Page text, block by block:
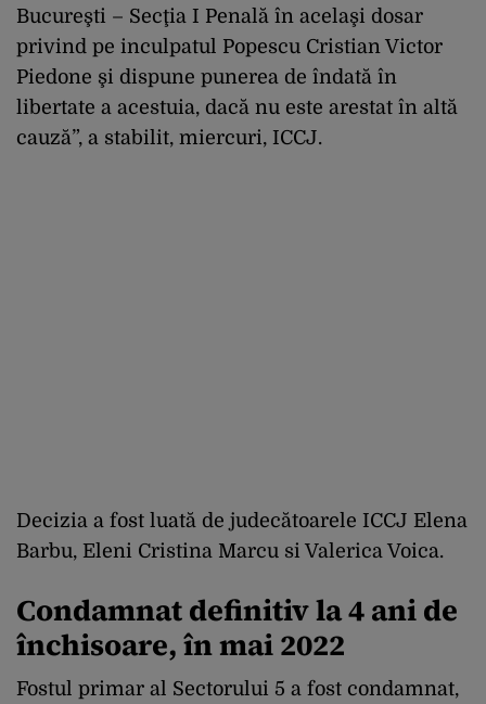
Bucureşti – Secţia I Penală în acelaşi dosar
privind pe inculpatul Popescu Cristian Victor
Piedone şi dispune punerea de îndată în
libertate a acestuia, dacă nu este arestat în altă
cauză”, a stabilit, miercuri, ICCJ.
Decizia a fost luată de judecătoarele ICCJ Elena
Barbu, Eleni Cristina Marcu si Valerica Voica.
Condamnat definitiv la 4 ani de
închisoare, în mai 2022
Fostul primar al Sectorului 5 a fost condamnat,